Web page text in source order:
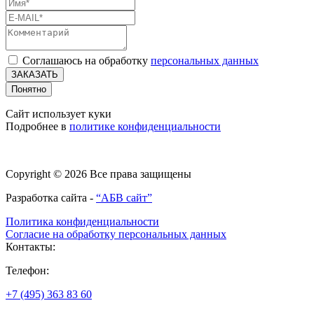
Соглашаюсь на обработку персональных данных
ЗАКАЗАТЬ
Понятно
Сайт использует куки
Подробнее в политике конфиденциальности
Copyright © 2026 Все права защищены
Разработка сайта - “АБВ сайт”
Политика конфиденциальности
Согласие на обработку персональных данных
Контакты:
Телефон:
+7 (495) 363 83 60